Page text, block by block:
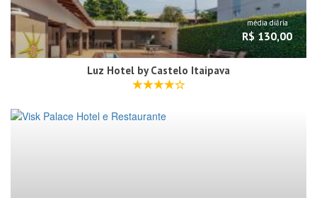
média diária
R$ 130,00
Luz Hotel by Castelo Itaipava